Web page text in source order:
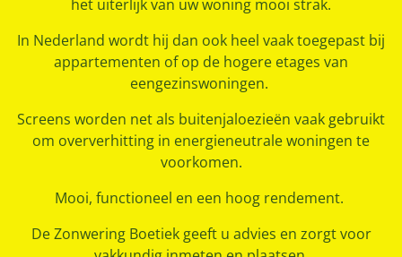
het uiterlijk van uw woning mooi strak.
In Nederland wordt hij dan ook heel vaak toegepast bij
appartementen of op de hogere etages van
eengezinswoningen.
Screens worden net als buitenjaloezieën vaak gebruikt
om oververhitting in energieneutrale woningen te
voorkomen.
Mooi, functioneel en een hoog rendement.
De Zonwering Boetiek geeft u advies en zorgt voor